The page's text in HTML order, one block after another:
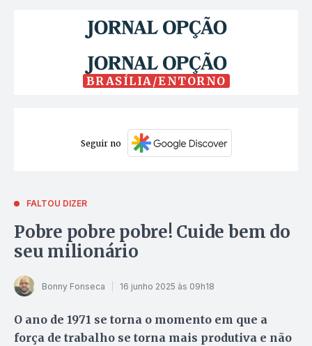
BRASÍLIA/ENTORNO
Seguir no
FALTOU DIZER
Pobre pobre pobre! Cuide bem do
seu milionário
Bonny Fonseca 16 junho 2025 às 09h18
O ano de 1971 se torna o momento em que a
força de trabalho se torna mais produtiva e não